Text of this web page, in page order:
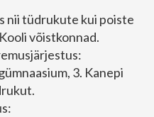
nii tüdrukute kui poiste
võistkonnad.
3. Kanepi